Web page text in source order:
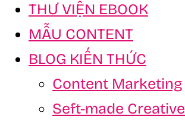
THƯ VIỆN EBOOK
MẪU CONTENT
BLOG KIẾN THỨC
Content Marketing
Seft-made Creative